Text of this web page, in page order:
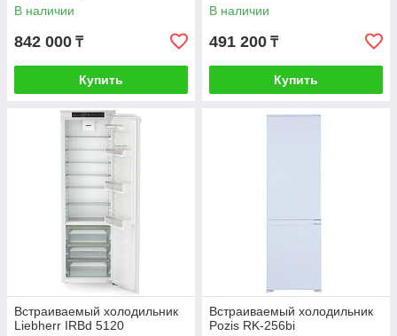
В наличии
842 000 ₸
Купить
В наличии
491 200 ₸
Купить
Встраиваемый холодильник
Liebherr IRBd 5120
Встраиваемый холодильник
Pozis RK-256bi